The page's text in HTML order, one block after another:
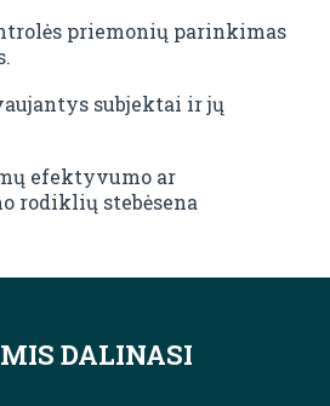
priemonių parinkimas
subjektai ir jų
efektyvumo ar
rodiklių stebėsena
DALINASI